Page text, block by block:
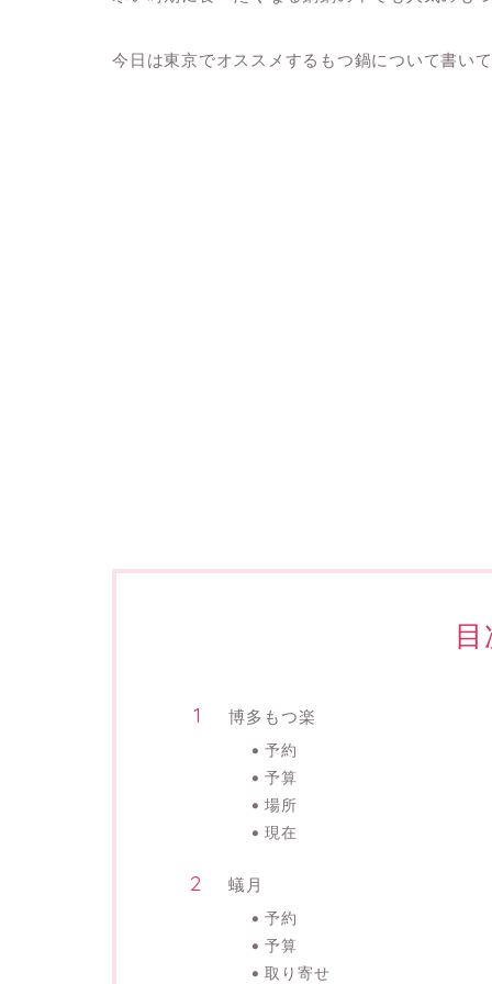
今日は東京でオススメするもつ鍋について書いて
目
博多もつ楽
予約
予算
場所
現在
蟻月
予約
予算
取り寄せ